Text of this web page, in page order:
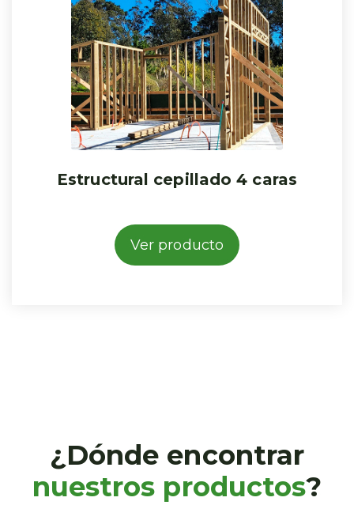
Estructural cepillado 4 caras
Ver producto
¿Dónde encontrar
nuestros productos?